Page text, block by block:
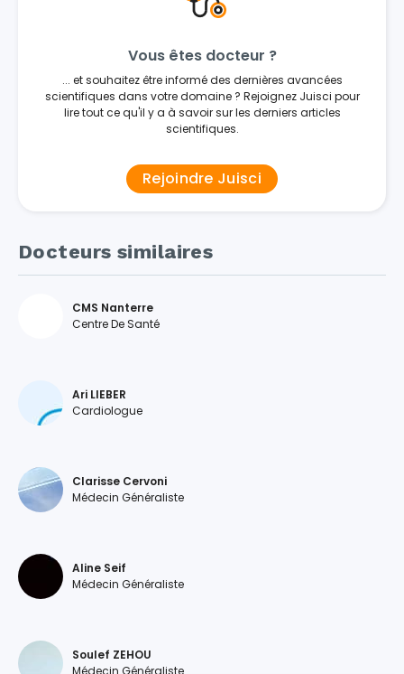
Vous êtes docteur ?
... et souhaitez être informé des dernières avancées
scientifiques dans votre domaine ? Rejoignez Juisci pour
lire tout ce qu'il y a à savoir sur les derniers articles
scientifiques.
Rejoindre Juisci
Docteurs similaires
CMS Nanterre
Centre De Santé
Ari LIEBER
Cardiologue
Clarisse Cervoni
Médecin Généraliste
Aline Seif
Médecin Généraliste
Soulef ZEHOU
Médecin Généraliste